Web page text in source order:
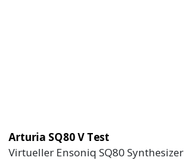
Arturia SQ80 V Test
Virtueller Ensoniq SQ80 Synthesizer